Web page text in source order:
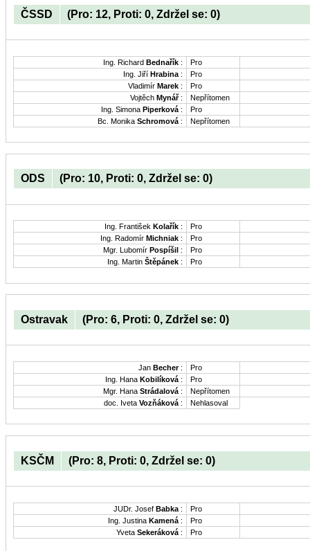
ČSSD (Pro: 12, Proti: 0, Zdržel se: 0)
Ing. Richard Bednařík :
Pro
Ing. Jiří Hrabina :
Pro
Vladimír Marek :
Pro
Vojtěch Mynář:
Nepřítomen
Ing. Simona Piperková :
Pro
Bc. Monika Schromová : Nepřítomen
ODS (Pro: 10, Proti: 0, Zdržel se: 0)
Ing. František Kolařík :
Pro
Ing. Radomír Michniak :
Pro
Mgr. Lubomír Pospíšil :
Pro
Ing. Martin Štěpánek : Pro
Ostravak (Pro: 6, Proti: 0, Zdržel se: 0)
Jan Becher:
Pro
Ing. Hana Kobilíková :
Pro
Mgr. Hana Strádalová :
Nepřítomen
doc. Iveta Vozňáková : Nehlasoval
KSČM (Pro: 8, Proti: 0, Zdržel se: 0)
JUDr. Josef Babka :
Pro
Ing. Justina Kamená :
Pro
Yveta Sekeráková : Pro